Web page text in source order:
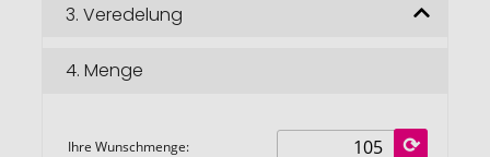
3. Veredelung
4. Menge
Ihre Wunschmenge: